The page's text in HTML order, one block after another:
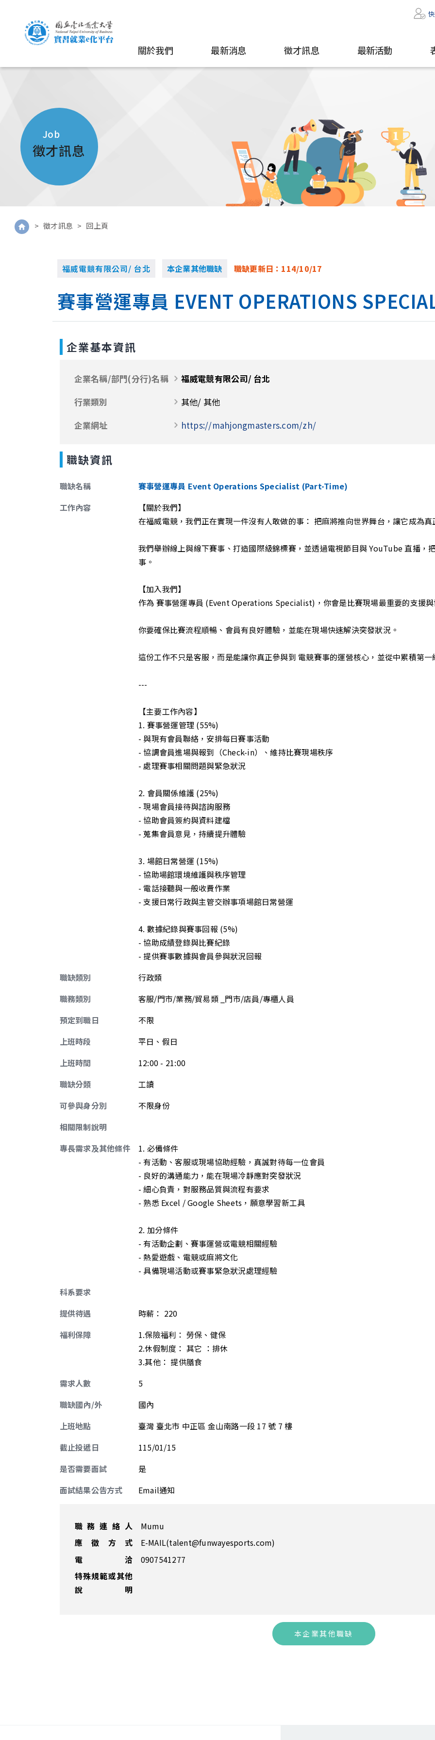
關於我們 最新消息 徵才訊息 最新活動
Job
徵才訊息
> 徵才訊息 > 回上頁
福威電競有限公司/ 台北 本企業其他職缺 職缺更新日： 114/10/17
賽事營運專員 EVENT OPERATIONS
企業基本資訊
企業名稱/部門(分行)名稱
福威電競有限公司/ 台北
行業類別
其他/ 其他
企業網址
https://mahjongmasters.com/zh/
職缺資訊
職缺名稱
賽事營運專員 Event Operations Specialist (Part-Time)
工作內容
【關於我們】
在福威電競，我們正在實現一件沒有人敢做的事： 把麻將推向世界舞台，讓它成為真
我們舉辦線上與線下賽事、打造國際級錦標賽，並透過電視節目與 YouTube 直播，
事。
【加入我們】
作為 賽事營運專員 (Event Operations Specialist)，你會是比賽現場最重要的支援與
你要確保比賽流程順暢、會員有良好體驗，並能在現場快速解決突發狀況。
這份工作不只是客服，而是能讓你真正參與到 電競賽事的運營核心，並從中累積第一
---
【主要工作內容】
1. 賽事營運管理 (55%)
- 與現有會員聯絡，安排每日賽事活動
- 協調會員進場與報到（Check-in）、維持比賽現場秩序
- 處理賽事相關問題與緊急狀況
2. 會員關係維護 (25%)
- 現場會員接待與諮詢服務
- 協助會員簽約與資料建檔
- 蒐集會員意見，持續提升體驗
3. 場館日常營運 (15%)
- 協助場館環境維護與秩序管理
- 電話接聽與一般收費作業
- 支援日常行政與主管交辦事項場館日常營運
4. 數據紀錄與賽事回報 (5%)
- 協助成績登錄與比賽紀錄
- 提供賽事數據與會員參與狀況回報
職缺類別
行政類
職務類別
客服/門市/業務/貿易類 _門市/店員/專櫃人員
預定到職日
不限
上班時段
平日、假日
上班時間
12:00 - 21:00
職缺分類
工讀
可參與身分別
不限身份
相關限制說明
專長需求及其他條件
1. 必備條件
- 有活動、客服或現場協助經驗，真誠對待每一位會員
- 良好的溝通能力，能在現場冷靜應對突發狀況
- 細心負責，對服務品質與流程有要求
- 熟悉 Excel / Google Sheets，願意學習新工具
2. 加分條件
- 有活動企劃、賽事運營或電競相關經驗
- 熱愛遊戲、電競或麻將文化
- 具備現場活動或賽事緊急狀況處理經驗
科系要求
提供待遇
時薪 ： 220
福利保障
1.保險福利： 勞保、健保
2.休假制度： 其它 ：排休
3.其他： 提供膳食
需求人數
5
職缺國內/外
國內
上班地點
臺灣 臺北市 中正區 金山南路一段 17 號 7 樓
截止投遞日
115/01/15
是否需要面試
是
面試結果公告方式
Email通知
職務連絡人
Mumu
應徵方式
E-MAIL(talent@funwayesports.com)
電 洽
0907541277
特殊規範或其他
說明
本企業其他職缺